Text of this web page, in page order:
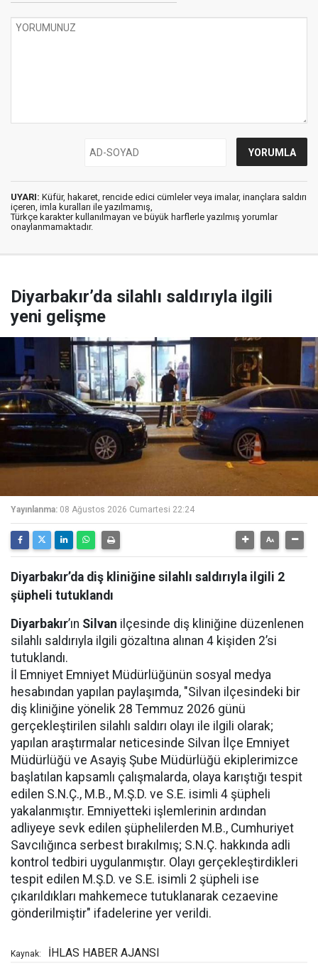
UYARI: Küfür, hakaret, rencide edici cümleler veya imalar, inançlara saldırı
içeren, imla kuralları ile yazılmamış,
Türkçe karakter kullanılmayan ve büyük harflerle yazılmış yorumlar
onaylanmamaktadır.
Diyarbakır’da silahlı saldırıyla ilgili
yeni gelişme
Yayınlanma: 08 Ağustos 2026 Cumartesi 22:24
Diyarbakır’da diş kliniğine silahlı saldırıyla ilgili 2
şüpheli tutuklandı
Diyarbakır’ın Silvan ilçesinde diş kliniğine düzenlenen
silahlı saldırıyla ilgili gözaltına alınan 4 kişiden 2’si
tutuklandı.
İl Emniyet Emniyet Müdürlüğünün sosyal medya
hesabından yapılan paylaşımda, "Silvan ilçesindeki bir
diş kliniğine yönelik 28 Temmuz 2026 günü
gerçekleştirilen silahlı saldırı olayı ile ilgili olarak;
yapılan araştırmalar neticesinde Silvan İlçe Emniyet
Müdürlüğü ve Asayiş Şube Müdürlüğü ekiplerimizce
başlatılan kapsamlı çalışmalarda, olaya karıştığı tespit
edilen S.N.Ç., M.B., M.Ş.D. ve S.E. isimli 4 şüpheli
yakalanmıştır. Emniyetteki işlemlerinin ardından
adliyeye sevk edilen şüphelilerden M.B., Cumhuriyet
Savcılığınca serbest bırakılmış; S.N.Ç. hakkında adli
kontrol tedbiri uygulanmıştır. Olayı gerçekleştirdikleri
tespit edilen M.Ş.D. ve S.E. isimli 2 şüpheli ise
çıkarıldıkları mahkemece tutuklanarak cezaevine
gönderilmiştir" ifadelerine yer verildi.
Kaynak: İHLAS HABER AJANSI